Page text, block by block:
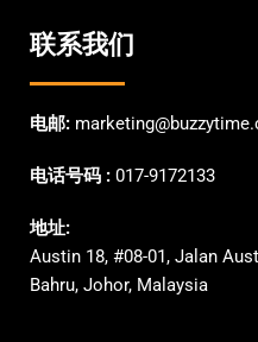
联系我们
电邮:
电话号码 : 017-9172133
地址:
Austin 18, #08-01, Jalan
Bahru, Johor, Malaysia